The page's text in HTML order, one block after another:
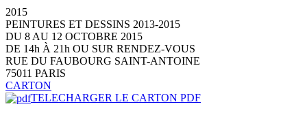
2015
PEINTURES ET DESSINS 2013-2015
DU 8 AU 12 OCTOBRE 2015
DE 14h À 21h OU SUR RENDEZ-VOUS
RUE DU FAUBOURG SAINT-ANTOINE
75011 PARIS
CARTON
TELECHARGER LE CARTON PDF